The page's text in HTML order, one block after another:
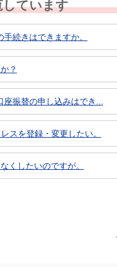
ています
続きはできますか。
？
振替の申し込みはでき...
スを登録・変更したい。
くしたいのですが。